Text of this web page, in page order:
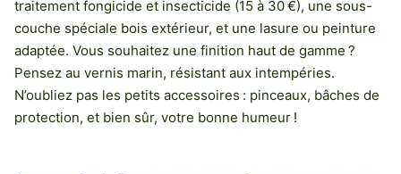
traitement fongicide et insecticide (15 à 30 €), une sous-
couche spéciale bois extérieur, et une lasure ou peinture
adaptée. Vous souhaitez une finition haut de gamme ?
Pensez au vernis marin, résistant aux intempéries.
N’oubliez pas les petits accessoires : pinceaux, bâches de
protection, et bien sûr, votre bonne humeur !